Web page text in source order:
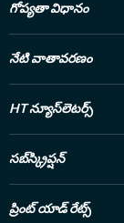
గోప్యతా విధానం
నేటి వాతావరణం
HT న్యూస్‌లెటర్స్
సబ్‌స్క్రిప్షన్
ప్రింట్ యాడ్ రేట్స్